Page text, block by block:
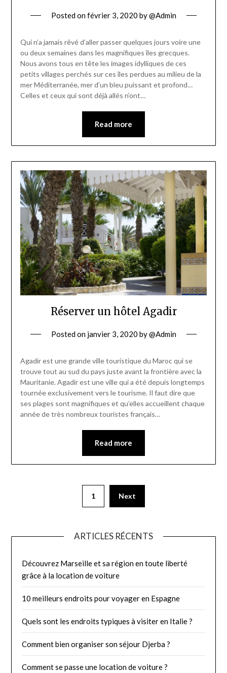
Posted onfévrier 3, 2020 by@Admin
Qui n’a jamais rêvé d’aller passer quelques jours voire une
ou deux semaines dans les magnifiques îles grecques.
Nous avons tous en tête les images idylliques de ces
petits villages perchés sur ces îles perdues au milieu de la
mer Méditerranée, mer d’un bleu puissant et profond…
Celles et ceux qui sont déjà allés n’ont…
Read more
Réserver un hôtel Agadir
Posted on janvier 3, 2020 by@Admin
Agadir est une grande ville touristique du Maroc qui se
trouve tout au sud du pays juste avant la frontière avec la
Mauritanie. Agadir est une ville qui a été depuis longtemps
tournée exclusivement vers le tourisme. Il faut dire que
ses plages sont magnifiques et qu’elles accueillent chaque
année de très nombreux touristes français…
Read more
1 Next
ARTICLES RÉCENTS
Découvrez Marseille et sa région en toute liberté
grâce à la location de voiture
10 meilleurs endroits pour voyager en Espagne
Quels sont les endroits typiques à visiter en Italie ?
Comment bien organiser son séjour Djerba ?
Comment se passe une location de voiture ?